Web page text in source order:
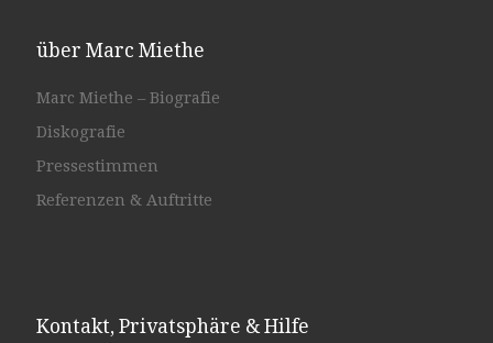
über Marc Miethe
Marc Miethe – Biografie
Diskografie
Pressestimmen
Referenzen & Auftritte
Kontakt, Privatsphäre & Hilfe